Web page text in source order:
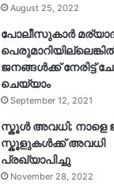
August 25, 2022
പോലീസുകാര്‍
ജനങ്ങള്‍ക്ക് നേരിട്ട്
ചെയ്യാം
September 12, 2021
സ്കൂൾ അവധി; നാളെ
സ്കൂളുകൾക്ക് അവധി
പ്രഖ്യാപിച്ചു
November 28, 2022